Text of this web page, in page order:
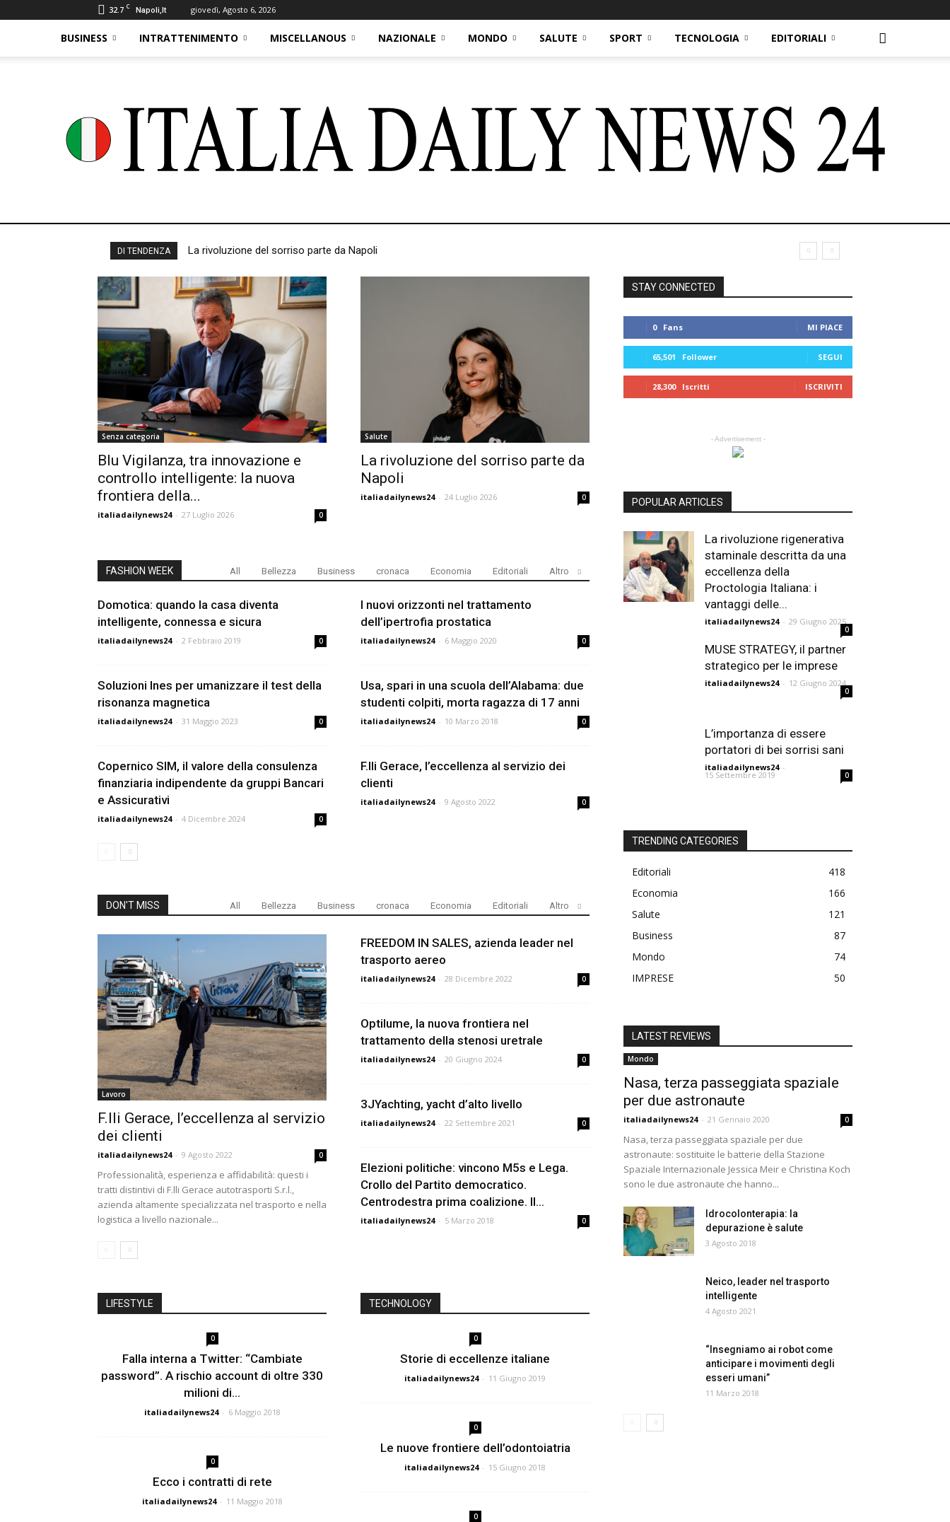
32.7 C Napoli,It giovedì, Agosto 6, 2026
BUSINESS INTRATTENIMENTO MISCELLANOUS NAZIONALE MONDO SALUTE SPORT TECNOLOGIA EDITORIALI
Italia
Daily
24
DI TENDENZA La rivoluzione del sorriso parte da Napoli
Senza categoria
Blu Vigilanza, tra innovazione e
controllo intelligente: la nuova
frontiera della...
italiadailynews24 - 27 Luglio 2026 0
Salute
La rivoluzione del sorriso parte da
Napoli
italiadailynews24 - 24 Luglio 2026 0
FASHION WEEK All Bellezza Business cronaca Economia Editoriali Altro
Domotica: quando la casa diventa
intelligente, connessa e sicura
italiadailynews24 - 2 Febbraio 2019 0
I nuovi orizzonti nel trattamento
dell’ipertrofia prostatica
italiadailynews24 - 6 Maggio 2020 0
Soluzioni Ines per umanizzare il test della
risonanza magnetica
italiadailynews24 - 31 Maggio 2023 0
Usa, spari in una scuola dell’Alabama: due
studenti colpiti, morta ragazza di 17 anni
italiadailynews24 - 10 Marzo 2018 0
Copernico SIM, il valore della consulenza
finanziaria indipendente da gruppi Bancari
e Assicurativi
italiadailynews24 - 4 Dicembre 2024 0
F.lli Gerace, l’eccellenza al servizio dei
clienti
italiadailynews24 - 9 Agosto 2022 0
DON'T MISS All Bellezza Business cronaca Economia Editoriali Altro
Lavoro
F.lli Gerace, l’eccellenza al servizio
dei clienti
italiadailynews24 - 9 Agosto 2022 0
Professionalità, esperienza e affidabilità: questi i
tratti distintivi di F.lli Gerace autotrasporti S.r.l.,
azienda altamente specializzata nel trasporto e nella
logistica a livello nazionale...
FREEDOM IN SALES, azienda leader nel
trasporto aereo
italiadailynews24 - 28 Dicembre 2022 0
Optilume, la nuova frontiera nel
trattamento della stenosi uretrale
italiadailynews24 - 20 Giugno 2024 0
3JYachting, yacht d’alto livello
italiadailynews24 - 22 Settembre 2021 0
Elezioni politiche: vincono M5s e Lega.
Crollo del Partito democratico.
Centrodestra prima coalizione. Il...
italiadailynews24 - 5 Marzo 2018 0
LIFESTYLE
0
Falla interna a Twitter: “Cambiate
password”. A rischio account di oltre 330
milioni di...
italiadailynews24 - 6 Maggio 2018
0
Ecco i contratti di rete
italiadailynews24 - 11 Maggio 2018
TECHNOLOGY
0
Storie di eccellenze italiane
italiadailynews24 - 11 Giugno 2019
0
Le nuove frontiere dell’odontoiatria
italiadailynews24 - 15 Giugno 2018
0
STAY CONNECTED
0 Fans MI PIACE
65,501 Follower SEGUI
28,300 Iscritti ISCRIVITI
- Advertisement -
POPULAR ARTICLES
La rivoluzione rigenerativa
staminale descritta da una
eccellenza della
Proctologia Italiana: i
vantaggi delle...
italiadailynews24 - 29 Giugno 2025
0
MUSE STRATEGY, il partner
strategico per le imprese
italiadailynews24 - 12 Giugno 2024
0
L’importanza di essere
portatori di bei sorrisi sani
italiadailynews24 -
15 Settembre 2019 0
TRENDING CATEGORIES
Editoriali
418
Economia
166
Salute
121
Business
87
Mondo
74
IMPRESE
50
LATEST REVIEWS
Mondo
Nasa, terza passeggiata spaziale
per due astronaute
italiadailynews24 - 21 Gennaio 2020 0
Nasa, terza passeggiata spaziale per due
astronaute: sostituite le batterie della Stazione
Spaziale Internazionale Jessica Meir e Christina Koch
sono le due astronaute che hanno...
Idrocolonterapia: la
depurazione è salute
3 Agosto 2018
Neico, leader nel trasporto
intelligente
4 Agosto 2021
“Insegniamo ai robot come
anticipare i movimenti degli
esseri umani”
11 Marzo 2018